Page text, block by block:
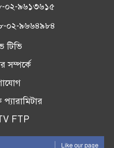
০২-৯৬১৩৬১৫
০২-৯৬৬৪৯৮৪
টিভি
সম্পর্কে
FTP
Like our page